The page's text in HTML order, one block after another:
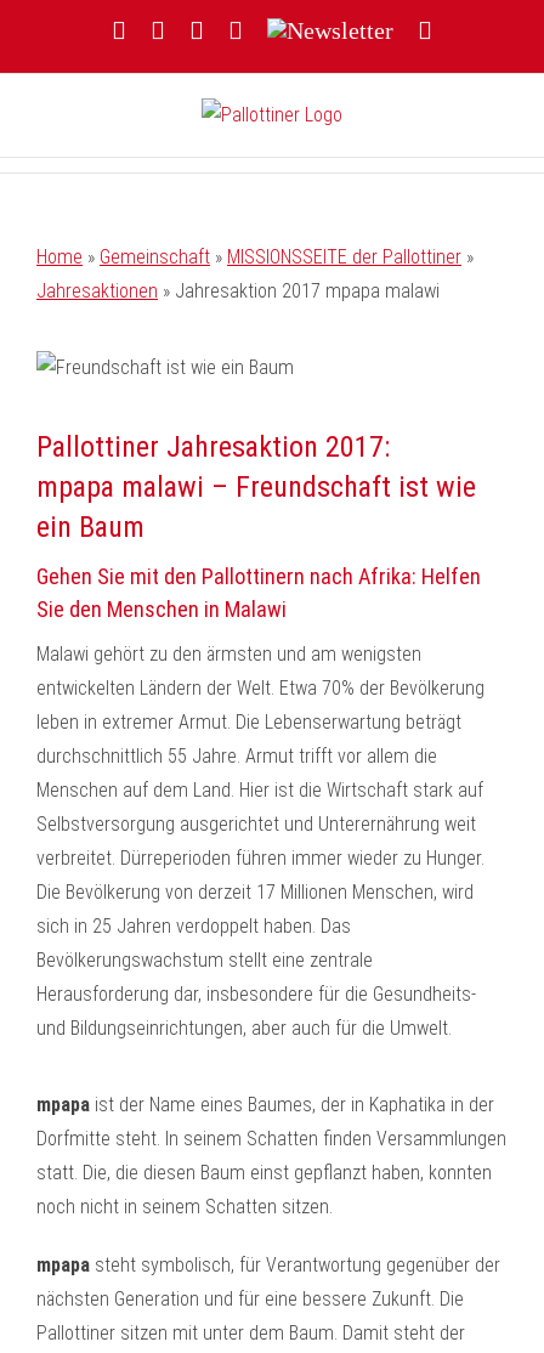
FacebookYouTubeInstagram
Threads
Newsletter
Home » Gemeinschaft » MISSIONSSEITE der Pallottiner »
Jahresaktionen » Jahresaktion 2017 mpapa malawi
Pallottiner Jahresaktion 2017:
mpapa malawi – Freundschaft ist wie
ein Baum
Gehen Sie mit den Pallottinern nach Afrika: Helfen
Sie den Menschen in Malawi
Malawi gehört zu den ärmsten und am wenigsten
entwickelten Ländern der Welt. Etwa 70% der Bevölkerung
leben in extremer Armut. Die Lebenserwartung beträgt
durchschnittlich 55 Jahre. Armut trifft vor allem die
Menschen auf dem Land. Hier ist die Wirtschaft stark auf
Selbstversorgung ausgerichtet und Unterernährung weit
verbreitet. Dürreperioden führen immer wieder zu Hunger.
Die Bevölkerung von derzeit 17 Millionen Menschen, wird
sich in 25 Jahren verdoppelt haben. Das
Bevölkerungswachstum stellt eine zentrale
Herausforderung dar, insbesondere für die Gesundheits-
und Bildungseinrichtungen, aber auch für die Umwelt.
mpapa ist der Name eines Baumes, der in Kaphatika in der
Dorfmitte steht. In seinem Schatten finden Versammlungen
statt. Die, die diesen Baum einst gepflanzt haben, konnten
noch nicht in seinem Schatten sitzen.
mpapa steht symbolisch, für Verantwortung gegenüber der
nächsten Generation und für eine bessere Zukunft. Die
Pallottiner sitzen mit unter dem Baum. Damit steht der